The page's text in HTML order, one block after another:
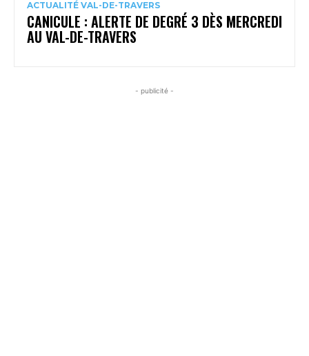
ACTUALITÉ VAL-DE-TRAVERS
CANICULE : ALERTE DE DEGRÉ 3 DÈS MERCREDI
AU VAL-DE-TRAVERS
- publicité -